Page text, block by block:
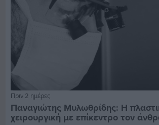
Πριν 2 ημέρες
Παναγιώτης Μυλωθρίδης: Η
χειρουργική με επίκεντρο τον